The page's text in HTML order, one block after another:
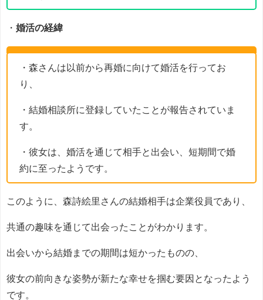
・ 婚活の経緯
・森さんは以前から再婚に向けて婚活を行ってお
り、
・結婚相談所に登録していたことが報告されていま
す。
・彼女は、婚活を通じて相手と出会い、短期間で婚
約に至ったようです。
このように、森詩絵里さんの結婚相手は企業役員であり、
共通の趣味を通じて出会ったことがわかります。
出会いから結婚までの期間は短かったものの、
彼女の前向きな姿勢が新たな幸せを掴む要因となったよう
です。